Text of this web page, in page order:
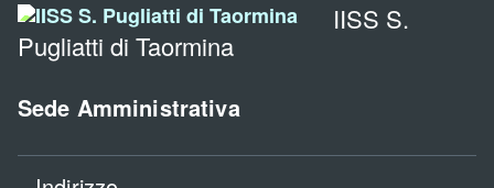
IISS S.
Pugliatti di Taormina
Sede Amministrativa